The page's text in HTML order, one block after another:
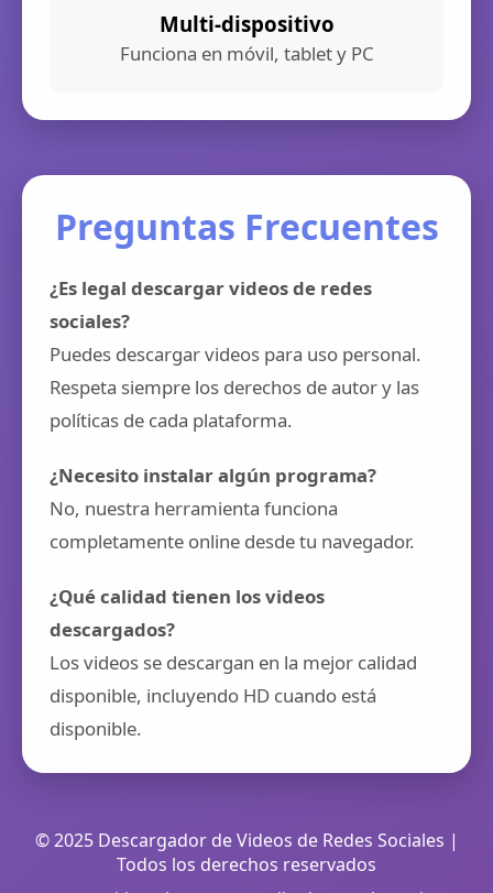
Multi-dispositivo
Funciona en móvil, tablet y PC
Preguntas Frecuentes
¿Es legal descargar videos de redes
sociales?
Puedes descargar videos para uso personal.
Respeta siempre los derechos de autor y las
políticas de cada plataforma.
¿Necesito instalar algún programa?
No, nuestra herramienta funciona
completamente online desde tu navegador.
¿Qué calidad tienen los videos
descargados?
Los videos se descargan en la mejor calidad
disponible, incluyendo HD cuando está
disponible.
© 2025 Descargador de Videos de Redes Sociales |
Todos los derechos reservados